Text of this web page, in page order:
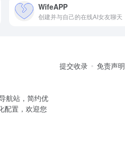
WifeAPP
创建并与自己的在线AI女友聊天
航站，简约优
配置，欢迎您
提交收录 免责声明